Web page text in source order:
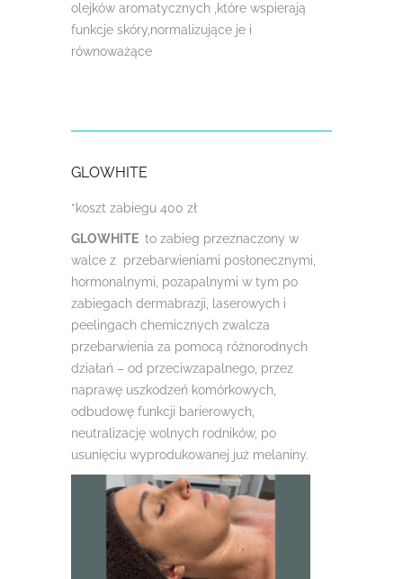
olejków aromatycznych ,które wspierają
funkcje skóry,normalizujące je i
równoważące
GLOWHITE
*koszt zabiegu 400 zł
GLOWHITE to zabieg przeznaczony w
walce z przebarwieniami posłonecznymi,
hormonalnymi, pozapalnymi w tym po
zabiegach dermabrazji, laserowych i
peelingach chemicznych zwalcza
przebarwienia za pomocą różnorodnych
działań – od przeciwzapalnego, przez
naprawę uszkodzeń komórkowych,
odbudowę funkcji barierowych,
neutralizację wolnych rodników, po
usunięciu wyprodukowanej już melaniny.